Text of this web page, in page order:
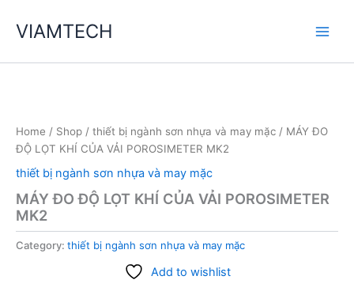
VIAMTECH
Home / Shop / thiết bị ngành sơn nhựa và may mặc / MÁY ĐO
ĐỘ LỌT KHÍ CỦA VẢI POROSIMETER MK2
thiết bị ngành sơn nhựa và may mặc
MÁY ĐO ĐỘ LỌT KHÍ CỦA VẢI POROSIMETER
MK2
Category: thiết bị ngành sơn nhựa và may mặc
Add to wishlist